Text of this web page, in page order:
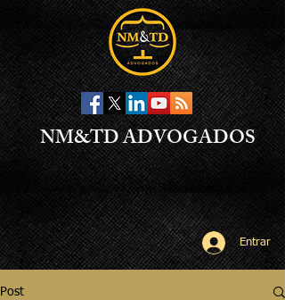
NM&TD ADVOGADOS
Entrar
Post